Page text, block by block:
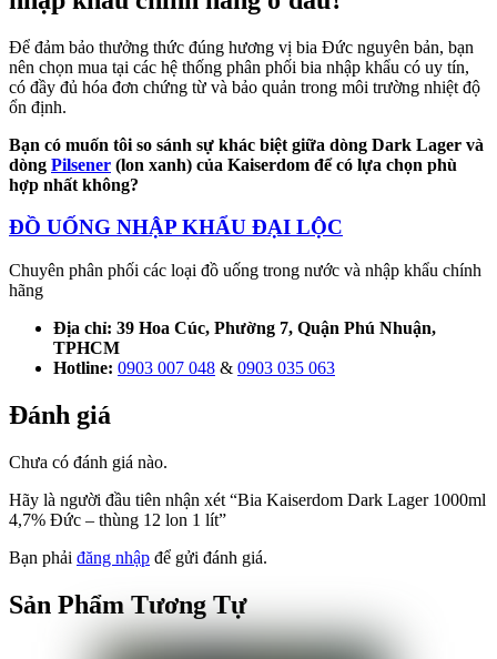
Để đảm bảo thưởng thức đúng hương vị bia Đức nguyên bản, bạn
nên chọn mua tại các hệ thống phân phối bia nhập khẩu có uy tín,
có đầy đủ hóa đơn chứng từ và bảo quản trong môi trường nhiệt độ
ổn định.
Bạn có muốn tôi so sánh sự khác biệt giữa dòng Dark Lager và
dòng Pilsener (lon xanh) của Kaiserdom để có lựa chọn phù
hợp nhất không?
ĐỒ UỐNG NHẬP KHẨU ĐẠI LỘC
Chuyên phân phối các loại đồ uống trong nước và nhập khẩu chính
hãng
Địa chỉ: 39 Hoa Cúc, Phường 7, Quận Phú Nhuận,
TPHCM
Hotline: 0903 007 048 & 0903 035 063
Đánh giá
Chưa có đánh giá nào.
Hãy là người đầu tiên nhận xét “Bia Kaiserdom Dark Lager 1000ml
4,7% Đức – thùng 12 lon 1 lít”
Bạn phải đăng nhập để gửi đánh giá.
Sản Phẩm Tương Tự